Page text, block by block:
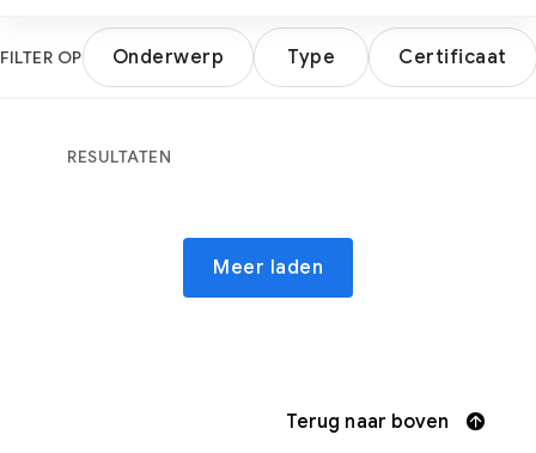
FILTER OP Onderwerp Type Certificaat
RESULTATEN
Meer laden
Terug naar boven